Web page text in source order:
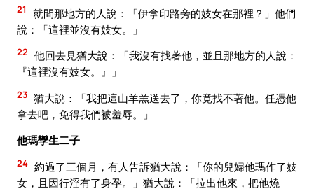
21
就問那地方的人說：「伊拿印路旁的妓女在那裡？」他們
說：「這裡並沒有妓女。」
22 他回去見猶大說：「我沒有找著他，並且那地方的人說：
『這裡沒有妓女。』」
23 猶大說：「我把這山羊羔送去了，你竟找不著他。任憑他
拿去吧，免得我們被羞辱。」
他瑪孿生二子
24 約過了三個月，有人告訴猶大說：「你的兒婦他瑪作了妓
女，且因行淫有了身孕。」猶大說：「拉出他來，把他燒